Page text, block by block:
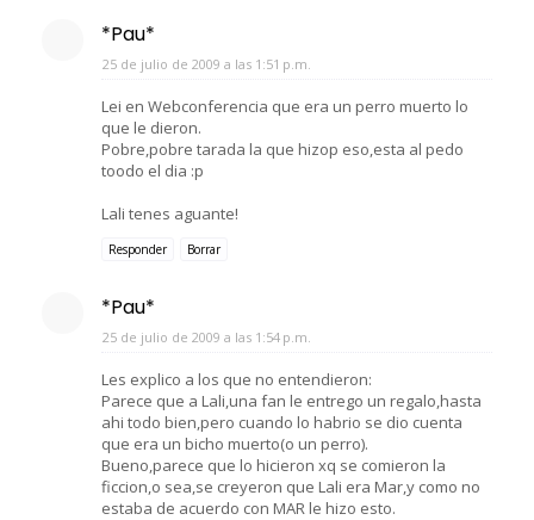
*Pau*
25 de julio de 2009 a las 1:51 p.m.
Lei en Webconferencia que era un perro muerto lo
que le dieron.
Pobre,pobre tarada la que hizop eso,esta al pedo
toodo el dia :p
Lali tenes aguante!
Responder Borrar
*Pau*
25 de julio de 2009 a las 1:54 p.m.
Les explico a los que no entendieron:
Parece que a Lali,una fan le entrego un regalo,hasta
ahi todo bien,pero cuando lo habrio se dio cuenta
que era un bicho muerto(o un perro).
Bueno,parece que lo hicieron xq se comieron la
ficcion,o sea,se creyeron que Lali era Mar,y como no
estaba de acuerdo con MAR le hizo esto.